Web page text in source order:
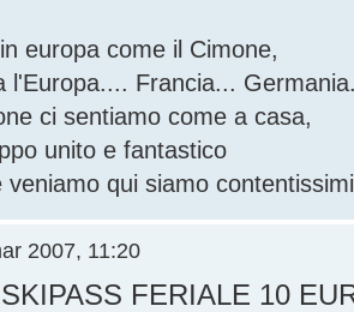
europa come il Cimone,
l'Europa.... Francia...
ci sentiamo come a casa,
unito e fantastico
veniamo qui siamo contentissimi
2007, 11:20
FERIALE 10